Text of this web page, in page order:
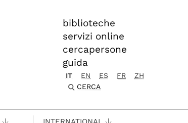
biblioteche
servizi online
cercapersone
guida
IT EN ES FR
ZH
CERCA